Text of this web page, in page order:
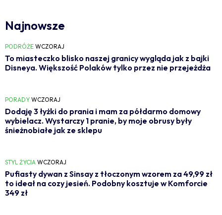
Najnowsze
PODRÓŻE WCZORAJ
To miasteczko blisko naszej granicy wygląda jak z bajki
Disneya. Większość Polaków tylko przez nie przejeżdża
PORADY WCZORAJ
Dodaję 3 łyżki do prania i mam za półdarmo domowy
wybielacz. Wystarczy 1 pranie, by moje obrusy były
śnieżnobiałe jak ze sklepu
STYL ŻYCIA WCZORAJ
Pufiasty dywan z Sinsay z tłoczonym wzorem za 49,99 zł
to ideał na cozy jesień. Podobny kosztuje w Komforcie
349 zł